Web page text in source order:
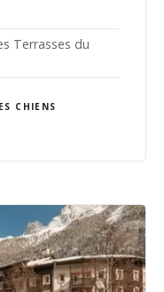
Terrasses du
CHIENS